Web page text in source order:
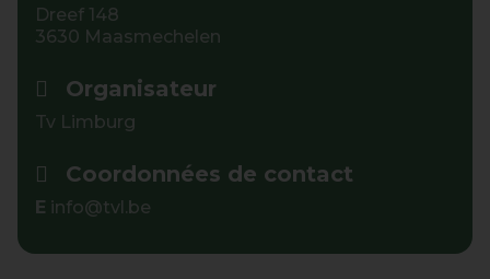
Dreef 148
3630 Maasmechelen
Organisateur
Tv Limburg
Coordonnées de contact
E info@tvl.be